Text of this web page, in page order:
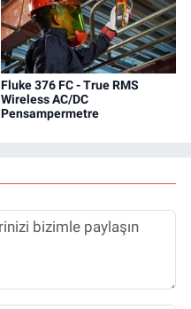
Fluke 376 FC - True RMS
Wireless AC/DC
Pensampermetre